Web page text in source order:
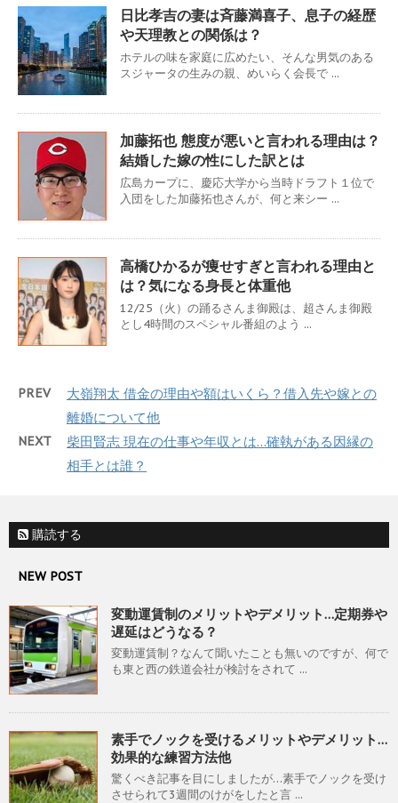
日比孝吉の妻は斉藤満喜子、息子の経歴
や天理教との関係は？
ホテルの味を家庭に広めたい、そんな男気のある
スジャータの生みの親、めいらく会長で ...
加藤拓也 態度が悪いと言われる理由は？
結婚した嫁の性にした訳とは
広島カープに、慶応大学から当時ドラフト１位で
入団をした加藤拓也さんが、何と来シー ...
高橋ひかるが痩せすぎと言われる理由と
は？気になる身長と体重他
12/25（火）の踊るさんま御殿は、超さんま御殿
とし4時間のスペシャル番組のよう ...
PREV
大嶺翔太 借金の理由や額はいくら？借入先や嫁との
離婚について他
NEXT
柴田賢志 現在の仕事や年収とは…確執がある因縁の
相手とは誰？
購読する
NEW POST
変動運賃制のメリットやデメリット…定期券や
遅延はどうなる？
変動運賃制？なんて聞いたことも無いのですが、何で
も東と西の鉄道会社が検討をされて ...
素手でノックを受けるメリットやデメリット…
効果的な練習方法他
驚くべき記事を目にしましたが…素手でノックを受け
させられて3週間のけがをしたと言 ...